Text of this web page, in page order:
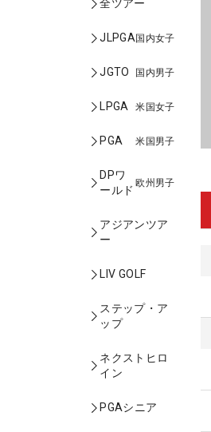
全ツアー
JLPGA国内女子
JGTO 国内男子
LPGA 米国女子
PGA 米国男子
DPワ
ールド
欧州男子
アジアンツア
ー
LIV GOLF
ステップ・ア
ップ
ネクストヒロ
イン
PGAシニア